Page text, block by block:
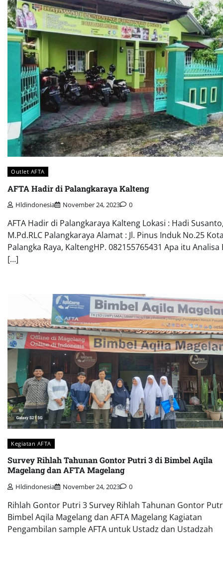
Outlet AFTA
AFTA Hadir di Palangkaraya Kalteng
Hldindonesia November 24, 2023 0
AFTA Hadir di Palangkaraya Kalteng Lokasi : Hadi
M.Pd.RLC Palangkaraya Alamat : Jl. Pinus Induk No.25
Palangka Raya, KaltengHP. 082155765431 Apa itu Analisa
[…]
Kegiatan AFTA
Survey Rihlah Tahunan Gontor Putri 3 di Bimbel Aqila
Magelang dan AFTA Magelang
Hldindonesia November 24, 2023 0
Rihlah Gontor Putri 3 Survey Rihlah Tahunan Gontor
Bimbel Aqila Magelang dan AFTA Magelang Kagiatan
Pengambilan sample AFTA untuk Ustadz dan Ustadzah